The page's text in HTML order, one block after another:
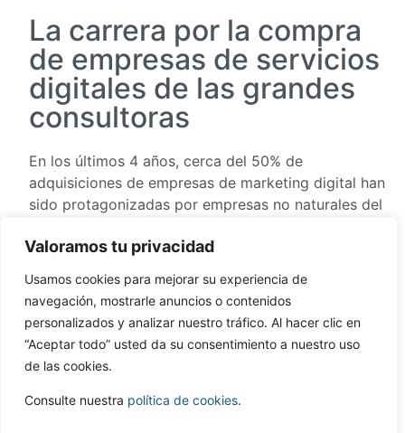
Valoramos tu privacidad
Usamos cookies para mejorar su experiencia de
navegación, mostrarle anuncios o contenidos
personalizados y analizar nuestro tráfico. Al hacer clic en
“Aceptar todo” usted da su consentimiento a nuestro uso
de las cookies.
Consulte nuestra política de cookies.
La carrera por la compra
de empresas de servicios
digitales de las grandes
consultoras
En los últimos 4 años, cerca del 50% de
adquisiciones de empresas de marketing digital han
sido protagonizadas por empresas no naturales del
principales actores de estas compras, vemos que
¿Por qué se da este
fenómeno?
La relación entre las grandes consultoras y las
agencias digitales se resume en 3 puntos claves: